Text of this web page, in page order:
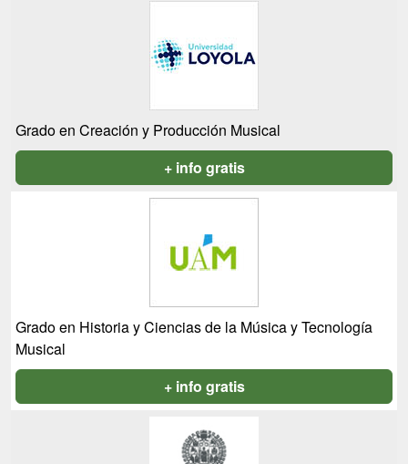
Grado en Creación y Producción Musical
+ info gratis
Grado en Historia y Ciencias de la Música y Tecnología
Musical
+ info gratis